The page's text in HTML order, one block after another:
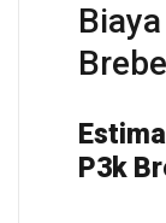
P3k